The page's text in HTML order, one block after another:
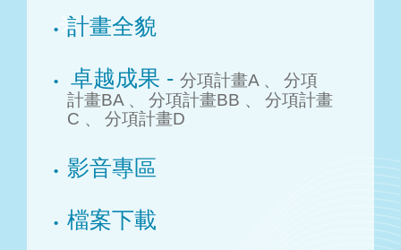
計畫全貌
卓越成果 - 分項計畫A 、
分項
計畫BA 、
分項計畫BB 、
分項計畫
C 、
分項計畫D
影音專區
檔案下載